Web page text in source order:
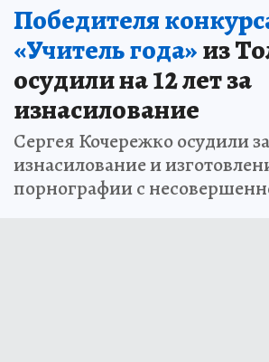
Победителя
«Учитель года»из
осудили на 12 лет за
изнасилование
Сергея Кочережко осудили за
изнасилование и
порнографии с